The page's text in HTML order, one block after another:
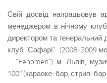
Свій досвід напрацьовув
менеджером в нічному
директором та генеральний
клуб “Сафарі” (2008-2009
– “Fenomen”) м. Львів,
100″ (караоке-бар, стрип-бар